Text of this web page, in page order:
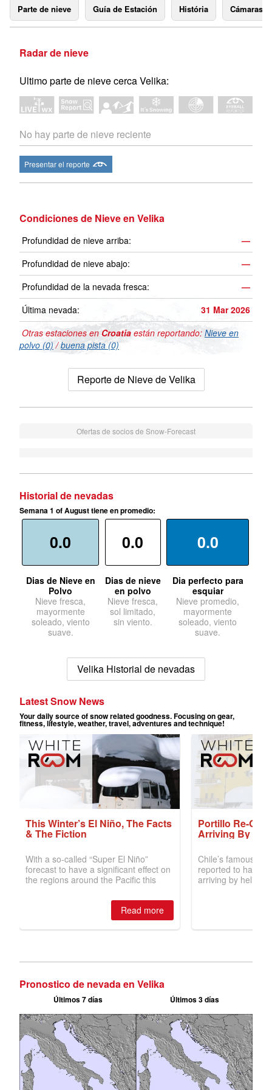
Parte de nieve Guía de Estación História Cámaras
Radar de nieve
Ultimo parte de nieve cerca Velika:
No hay parte de nieve reciente
Presentar el reporte
Condiciones de Nieve en Velika
Profundidad de nieve arriba:
—
Profundidad de nieve abajo:
—
Profundidad de la nevada fresca:
—
Última nevada:
31 Mar 2026
Otras estaciones enCroatia están reportando: Nieve en
polvo (0) /buena pista (0)
Reporte de Nieve de Velika
Ofertas de socios de Snow-Forecast
Historial de nevadas
Semana 1 of August tiene en promedio:
0.0
Dias de Nieve en
Polvo
Nieve fresca,
mayormente
soleado, viento
suave.
0.0
Dias de nieve
en polvo
Nieve fresca,
sol limitado,
sin viento.
0.0
Dia perfecto para
esquiar
Nieve promedio,
mayormente
soleado, viento
suave.
Velika Historial de nevadas
Pronostico de nevada en Velika
Últimos 7 días Últimos 3 días